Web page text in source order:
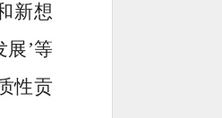
新想
展’等
性贡